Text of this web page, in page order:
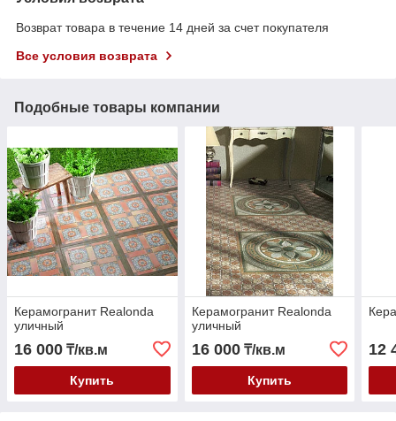
Возврат товара в течение 14 дней за счет покупателя
Все условия возврата
Подобные товары компании
Керамогранит Realonda
уличный
16 000 ₸/кв.м
Купить
Керамогранит Realonda
уличный
16 000₸/кв.м
Купить
12